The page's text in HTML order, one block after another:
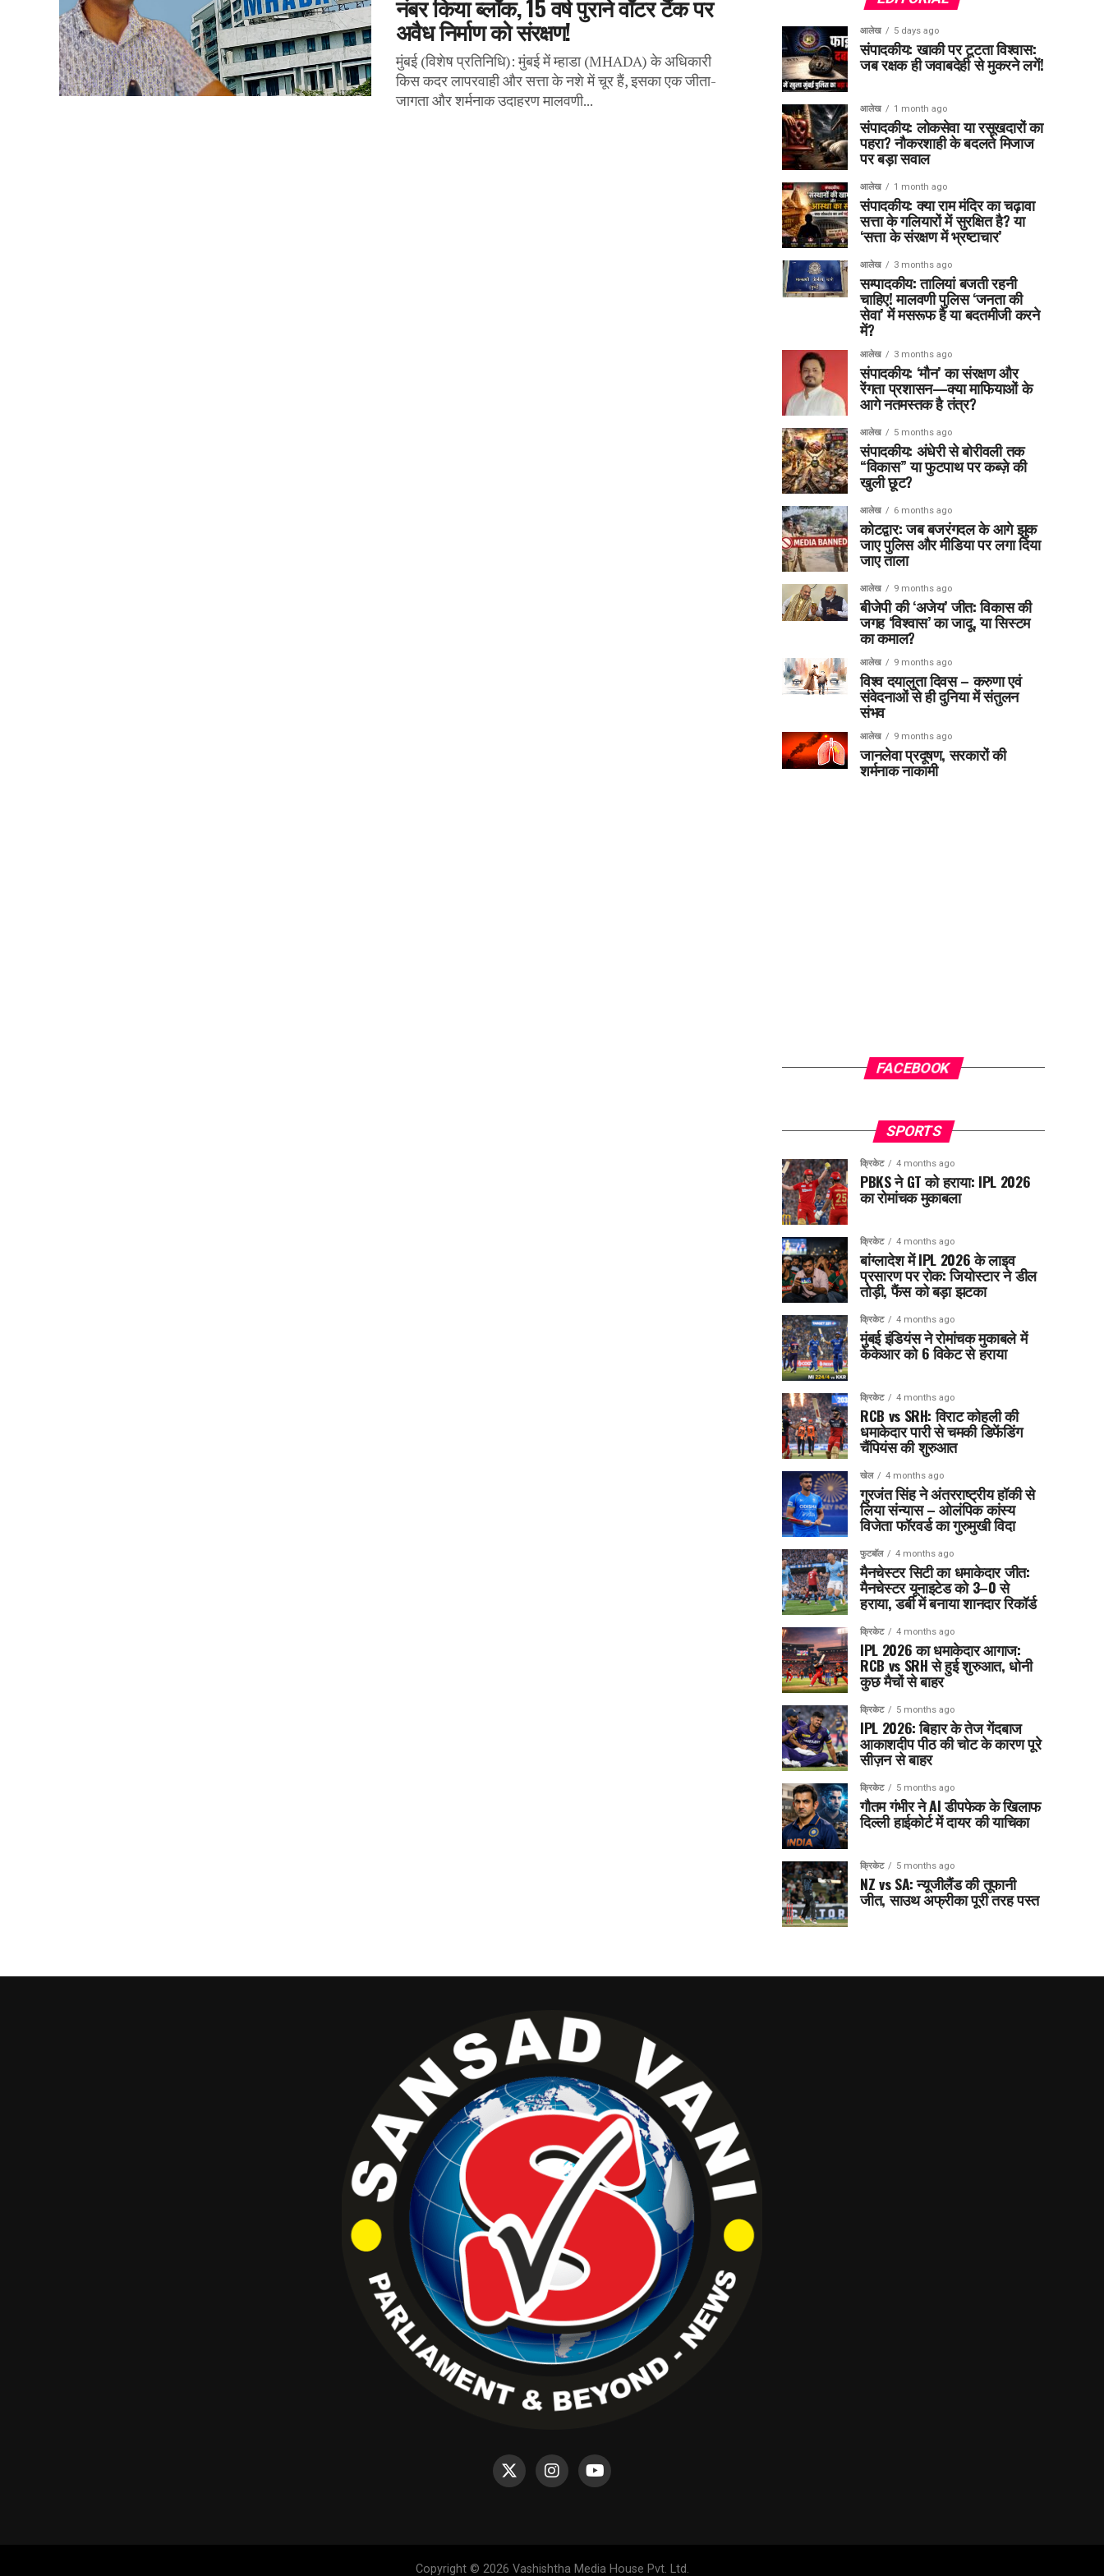
नंबर किया ब्लॉक, 15 वर्ष पुराने वॉटर टैंक पर
अवैध निर्माण को संरक्षण!
मुंबई (विशेष प्रतिनिधि): मुंबई में म्हाडा (MHADA) के अधिकारी
किस कदर लापरवाही और सत्ता के नशे में चूर हैं, इसका एक जीता-
जागता और शर्मनाक उदाहरण मालवणी...
आलेख 5 days ago
संपादकीय: खाकी पर टूटता विश्वास:
जब रक्षक ही जवाबदेही से मुकरने लगें!
आलेख 1 month ago
संपादकीय: लोकसेवा या रसूखदारों का
पहरा? नौकरशाही के बदलते मिजाज
पर बड़ा सवाल
आलेख 1 month ago
संपादकीय: क्या राम मंदिर का चढ़ावा
सत्ता के गलियारों में सुरक्षित है? या
‘सत्ता के संरक्षण में भ्रष्टाचार’
आलेख 3 months ago
सम्पादकीय: तालियां बजती रहनी
चाहिए! मालवणी पुलिस ‘जनता की
सेवा’ में मसरूफ है या बदतमीजी करने
में?
आलेख 3 months ago
संपादकीय: ‘मौन’ का संरक्षण और
रेंगता प्रशासन—क्या माफियाओं के
आगे नतमस्तक है तंत्र?
आलेख 5 months ago
संपादकीय: अंधेरी से बोरीवली तक
“विकास” या फुटपाथ पर कब्ज़े की
खुली छूट?
आलेख 6 months ago
कोटद्वार: जब बजरंगदल के आगे झुक
जाए पुलिस और मीडिया पर लगा दिया
जाए ताला
आलेख 9 months ago
बीजेपी की ‘अजेय’ जीत: विकास की
जगह ‘विश्वास’ का जादू, या सिस्टम
का कमाल?
आलेख 9 months ago
विश्व दयालुता दिवस – करुणा एवं
संवेदनाओं से ही दुनिया में संतुलन
संभव
आलेख 9 months ago
जानलेवा प्रदूषण, सरकारों की
शर्मनाक नाकामी
FACEBOOK
SPORTS
क्रिकेट 4 months ago
PBKS ने GT को हराया: IPL 2026
का रोमांचक मुकाबला
क्रिकेट 4 months ago
बांग्लादेश में IPL 2026 के लाइव
प्रसारण पर रोक: जियोस्टार ने डील
तोड़ी, फैंस को बड़ा झटका
क्रिकेट 4 months ago
मुंबई इंडियंस ने रोमांचक मुकाबले में
केकेआर को 6 विकेट से हराया
क्रिकेट 4 months ago
RCB vs SRH: विराट कोहली की
धमाकेदार पारी से चमकी डिफेंडिंग
चैंपियंस की शुरुआत
खेल 4 months ago
गुरजंत सिंह ने अंतरराष्ट्रीय हॉकी से
लिया संन्यास – ओलंपिक कांस्य
विजेता फॉरवर्ड का गुरुमुखी विदा
फुटबॉल 4 months ago
मैनचेस्टर सिटी का धमाकेदार जीत:
मैनचेस्टर यूनाइटेड को 3–0 से
हराया, डर्बी में बनाया शानदार रिकॉर्ड
क्रिकेट 4 months ago
IPL 2026 का धमाकेदार आगाज:
RCB vs SRH से हुई शुरुआत, धोनी
कुछ मैचों से बाहर
क्रिकेट 5 months ago
IPL 2026: बिहार के तेज गेंदबाज
आकाशदीप पीठ की चोट के कारण पूरे
सीज़न से बाहर
क्रिकेट 5 months ago
गौतम गंभीर ने AI डीपफेक के खिलाफ
दिल्ली हाईकोर्ट में दायर की याचिका
क्रिकेट 5 months ago
NZ vs SA: न्यूजीलैंड की तूफानी
जीत, साउथ अफ्रीका पूरी तरह पस्त
Copyright © 2026 Vashishtha Media House Pvt. Ltd.